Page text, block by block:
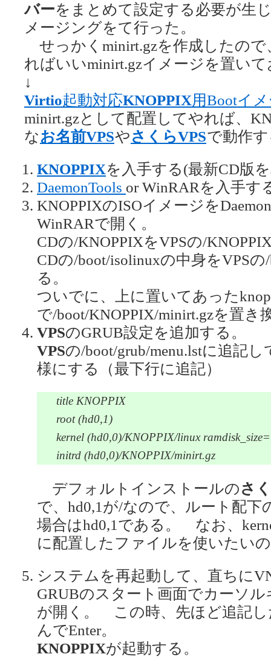
バーをまとめて設定する必要が生
メージングをて行った。
せっかくminirt.gzを作成したので
ればいいminirt.gzイメージを置い
↓
Virtio起動対応KNOPPIX用Bootイ
minirt.gzとして配置してやれば、
なお名前VPSやさくらVPSで動作
KNOPPIXを入手する(最新CD版
DaemonTools or WinRARを入手す
KNOPPIXのISOイメージを
WinRARで開く。
CDの/KNOPPIXをVPSの/
CDの/boot/isolinuxの中身をVPS
る。
ついでに、上に置いてあった
で/boot/KNOPPIX/minirt.gzを置き
VPSのGRUB設定を追加する。
VPSの/boot/grub/menu.lstに追記し
様にする（最下行に追記）
title KNOPPIX
root (hd0,1)
kernel (hd0,0)/KNOPPIX/linux
initrd (hd0,0)/KNOPPIX/minirt.gz
デフォルトインストールのさ
で、hd0,1が/なので、ルート配下
場合はhd0,1である。 なお、
に配置したファイルを使いたい
システムを再起動して、直ちに
GRUBのスタート画面でカーソ
が開く。 この時、先ほど追記し
んでEnter。
KNOPPIXが起動する。